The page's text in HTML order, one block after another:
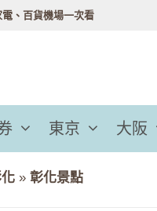
、百貨機場一次看
東京 大阪
» 彰化景點